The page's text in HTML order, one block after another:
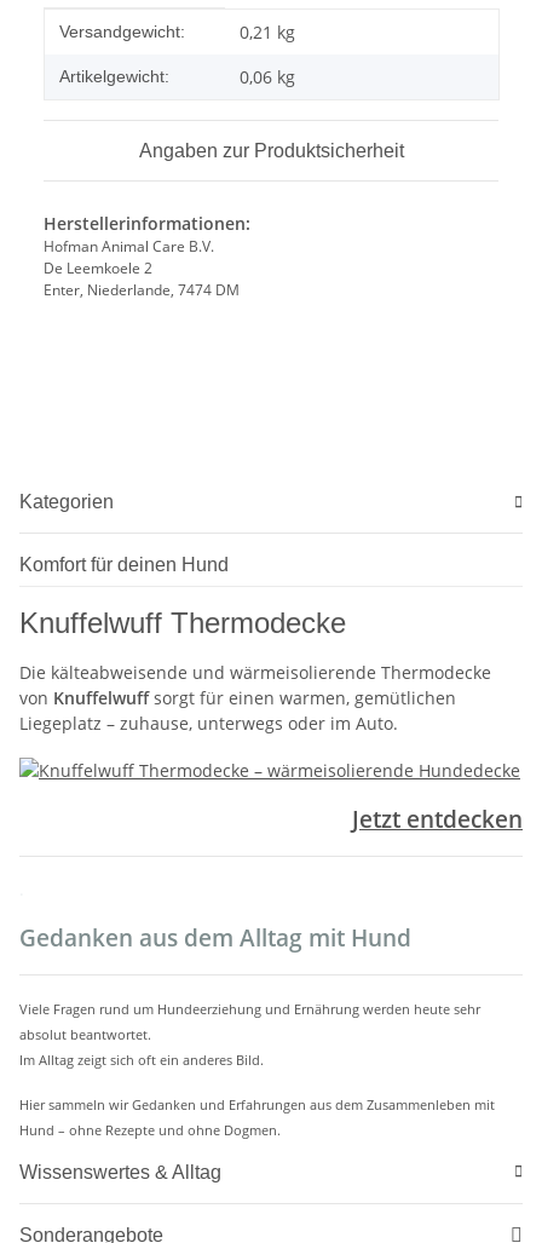
Produkteigenschaft
Wert
Versandgewicht: 0,21 kg
Artikelgewicht: 0,06 kg
Angaben zur Produktsicherheit
Herstellerinformationen:
Hofman Animal Care B.V.
De Leemkoele 2
Enter, Niederlande, 7474 DM
Kategorien
Komfort für deinen Hund
Knuffelwuff Thermodecke
Die kälteabweisende und wärmeisolierende Thermodecke
von Knuffelwuffsorgt für einen warmen, gemütlichen
Liegeplatz – zuhause, unterwegs oder im Auto.
Jetzt entdecken
Gedanken aus dem Alltag mit Hund
Viele Fragen rund um Hundeerziehung und Ernährung werden heute sehr
absolut beantwortet.
Im Alltag zeigt sich oft ein anderes Bild.
Hier sammeln wir Gedanken und Erfahrungen aus dem Zusammenleben mit
Hund – ohne Rezepte und ohne Dogmen.
Wissenswertes & Alltag
Sonderangebote